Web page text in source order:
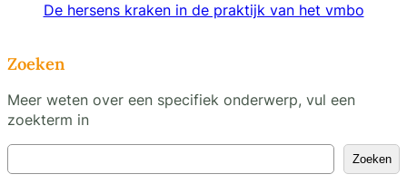
De hersens kraken in de praktijk van het vmbo
Zoeken
Meer weten over een specifiek onderwerp, vul een
zoekterm in
o
Zoeken